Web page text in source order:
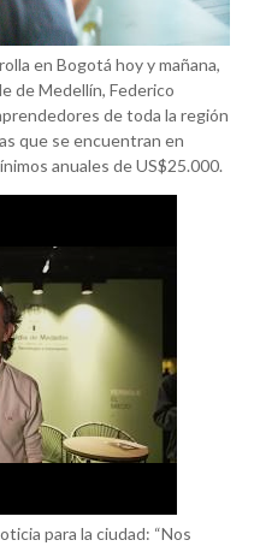
en Bogotá hoy y mañana,
de Medellín, Federico
de toda la región
que se encuentran en
anuales de US$25.000.
para la ciudad: “Nos